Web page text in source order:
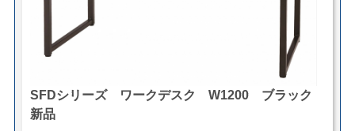
SFDシリーズ ワークデスク W1200 ブラック
新品